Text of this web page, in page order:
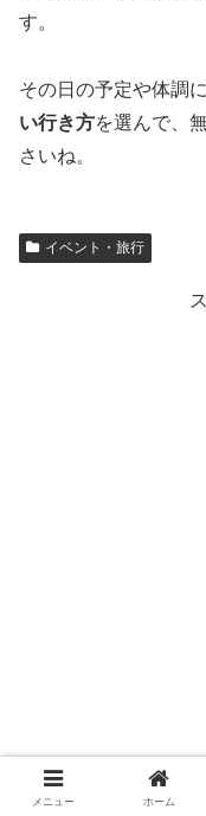
す。
その日の予定や体調
い行き方を選んで、
さいね。
イベント・旅行
メニュー ホーム